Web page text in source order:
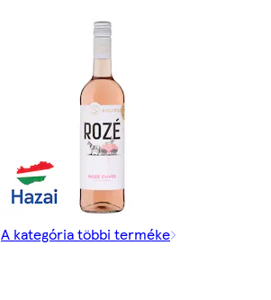
A kategória többi terméke